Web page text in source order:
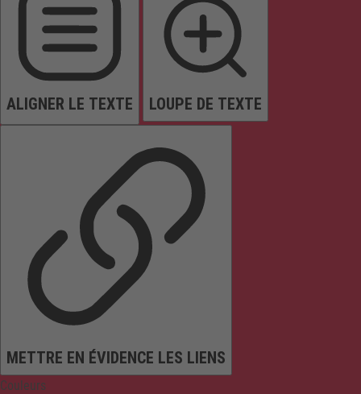
ALIGNER LE TEXTE LOUPE DE TEXTE
METTRE EN ÉVIDENCE LES LIENS
Couleurs